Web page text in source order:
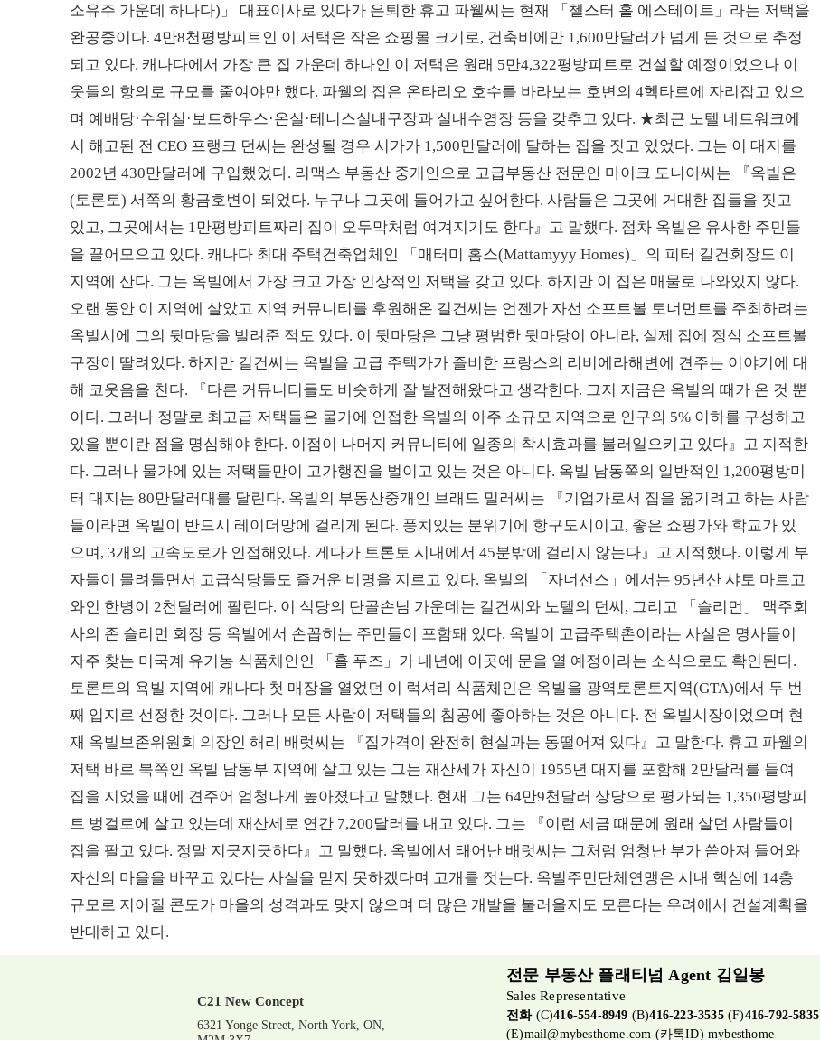
소유주 가운데 하나다)」 대표이사로 있다가 은퇴한 휴고 파웰씨는 현재 「첼스터 홀 에스테이트」라는 저택을
완공중이다. 4만8천평방피트인 이 저택은 작은 쇼핑몰 크기로, 건축비에만 1,600만달러가 넘게 든 것으로 추정
되고 있다. 캐나다에서 가장 큰 집 가운데 하나인 이 저택은 원래 5만4,322평방피트로 건설할 예정이었으나 이
웃들의 항의로 규모를 줄여야만 했다. 파웰의 집은 온타리오 호수를 바라보는 호변의 4헥타르에 자리잡고 있으
며 예배당·수위실·보트하우스·온실·테니스실내구장과 실내수영장 등을 갖추고 있다. ★최근 노텔 네트워크에
서 해고된 전 CEO 프랭크 던씨는 완성될 경우 시가가 1,500만달러에 달하는 집을 짓고 있었다. 그는 이 대지를
2002년 430만달러에 구입했었다. 리맥스 부동산 중개인으로 고급부동산 전문인 마이크 도니아씨는 『옥빌은
(토론토) 서쪽의 황금호변이 되었다. 누구나 그곳에 들어가고 싶어한다. 사람들은 그곳에 거대한 집들을 짓고
있고, 그곳에서는 1만평방피트짜리 집이 오두막처럼 여겨지기도 한다』고 말했다. 점차 옥빌은 유사한 주민들
을 끌어모으고 있다. 캐나다 최대 주택건축업체인 「매터미 홈스(Mattamyyy Homes)」의 피터 길건회장도 이
지역에 산다. 그는 옥빌에서 가장 크고 가장 인상적인 저택을 갖고 있다. 하지만 이 집은 매물로 나와있지 않다.
오랜 동안 이 지역에 살았고 지역 커뮤니티를 후원해온 길건씨는 언젠가 자선 소프트볼 토너먼트를 주최하려는
옥빌시에 그의 뒷마당을 빌려준 적도 있다. 이 뒷마당은 그냥 평범한 뒷마당이 아니라, 실제 집에 정식 소프트볼
구장이 딸려있다. 하지만 길건씨는 옥빌을 고급 주택가가 즐비한 프랑스의 리비에라해변에 견주는 이야기에 대
해 코웃음을 친다. 『다른 커뮤니티들도 비슷하게 잘 발전해왔다고 생각한다. 그저 지금은 옥빌의 때가 온 것 뿐
이다. 그러나 정말로 최고급 저택들은 물가에 인접한 옥빌의 아주 소규모 지역으로 인구의 5% 이하를 구성하고
있을 뿐이란 점을 명심해야 한다. 이점이 나머지 커뮤니티에 일종의 착시효과를 불러일으키고 있다』고 지적한
다. 그러나 물가에 있는 저택들만이 고가행진을 벌이고 있는 것은 아니다. 옥빌 남동쪽의 일반적인 1,200평방미
터 대지는 80만달러대를 달린다. 옥빌의 부동산중개인 브래드 밀러씨는 『기업가로서 집을 옮기려고 하는 사람
들이라면 옥빌이 반드시 레이더망에 걸리게 된다. 풍치있는 분위기에 항구도시이고, 좋은 쇼핑가와 학교가 있
으며, 3개의 고속도로가 인접해있다. 게다가 토론토 시내에서 45분밖에 걸리지 않는다』고 지적했다. 이렇게 부
자들이 몰려들면서 고급식당들도 즐거운 비명을 지르고 있다. 옥빌의 「자너선스」에서는 95년산 샤토 마르고
와인 한병이 2천달러에 팔린다. 이 식당의 단골손님 가운데는 길건씨와 노텔의 던씨, 그리고 「슬리먼」 맥주회
사의 존 슬리먼 회장 등 옥빌에서 손꼽히는 주민들이 포함돼 있다. 옥빌이 고급주택촌이라는 사실은 명사들이
자주 찾는 미국계 유기농 식품체인인 「홀 푸즈」가 내년에 이곳에 문을 열 예정이라는 소식으로도 확인된다.
토론토의 욕빌 지역에 캐나다 첫 매장을 열었던 이 럭셔리 식품체인은 옥빌을 광역토론토지역(GTA)에서 두 번
째 입지로 선정한 것이다. 그러나 모든 사람이 저택들의 침공에 좋아하는 것은 아니다. 전 옥빌시장이었으며 현
재 옥빌보존위원회 의장인 해리 배럿씨는 『집가격이 완전히 현실과는 동떨어져 있다』고 말한다. 휴고 파웰의
저택 바로 북쪽인 옥빌 남동부 지역에 살고 있는 그는 재산세가 자신이 1955년 대지를 포함해 2만달러를 들여
집을 지었을 때에 견주어 엄청나게 높아졌다고 말했다. 현재 그는 64만9천달러 상당으로 평가되는 1,350평방피
트 벙걸로에 살고 있는데 재산세로 연간 7,200달러를 내고 있다. 그는 『이런 세금 때문에 원래 살던 사람들이
집을 팔고 있다. 정말 지긋지긋하다』고 말했다. 옥빌에서 태어난 배럿씨는 그처럼 엄청난 부가 쏟아져 들어와
자신의 마을을 바꾸고 있다는 사실을 믿지 못하겠다며 고개를 젓는다. 옥빌주민단체연맹은 시내 핵심에 14층
규모로 지어질 콘도가 마을의 성격과도 맞지 않으며 더 많은 개발을 불러올지도 모른다는 우려에서 건설계획을
반대하고 있다.
C21 New Concept
6321 Yonge Street, North York, ON,
전문 부동산 플래티넘 Agent 김일봉
Sales Representative
전화(C)416-554-8949 (B)416-223-3535(F)416-792-5835
(E)mail@mybesthome.com (카톡ID) mybesthome